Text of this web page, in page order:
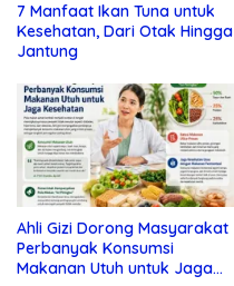
7 Manfaat Ikan Tuna untuk
Kesehatan, Dari Otak Hingga
Jantung
Ahli Gizi Dorong Masyarakat
Perbanyak Konsumsi
Makanan Utuh untuk Jaga